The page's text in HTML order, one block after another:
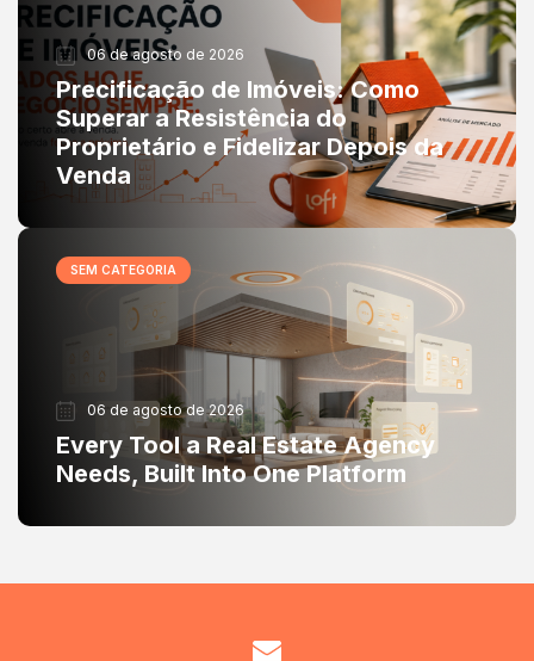
06 de agosto de 2026
Precificação de Imóveis: Como
Superar a Resistência do
Proprietário e Fidelizar Depois da
Venda
SEM CATEGORIA
06 de agosto de 2026
Every Tool a Real Estate Agency
Needs, Built Into One Platform